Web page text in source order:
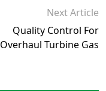
Next Article
Quality Control For
Overhaul Turbine Gas